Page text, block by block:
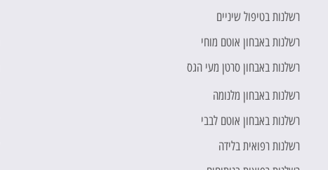
רשלנות בטיפול שיניים
רשלנות באבחון אוטם מוחי
רשלנות באבחון סרטן מעי הגס
רשלנות באבחון מלנומה
רשלנות באבחון אוטם לבבי
רשלנות רפואית בלידה